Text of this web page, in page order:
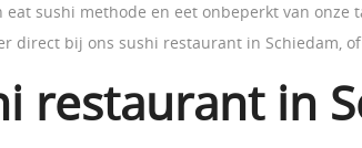
sushi methode en eet onbeperkt van
direct bij ons sushi restaurant in Schiedam,
restaurant in